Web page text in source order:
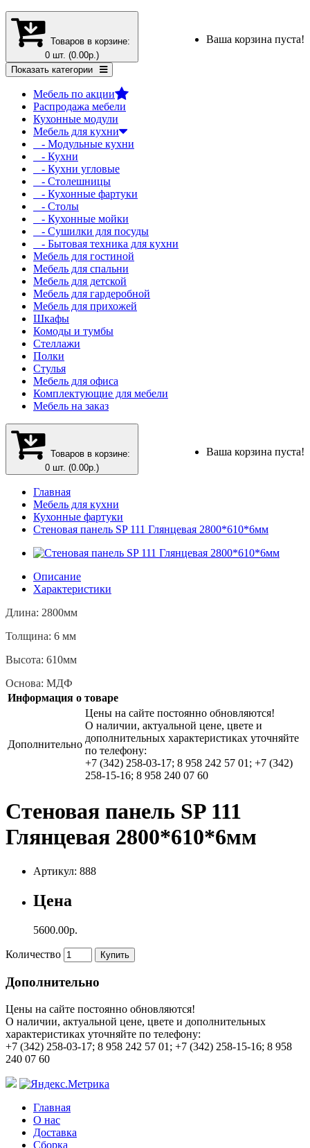
Товаров в корзине:
0 шт. (0.00р.)
Ваша корзина пуста!
Показать категории
Мебель по акции
Распродажа мебели
Кухонные модули
Мебель для кухни
- Модульные кухни
- Кухни
- Кухни угловые
- Столешницы
- Кухонные фартуки
- Столы
- Кухонные мойки
- Сушилки для посуды
- Бытовая техника для кухни
Мебель для гостиной
Мебель для спальни
Мебель для детской
Мебель для гардеробной
Мебель для прихожей
Шкафы
Комоды и тумбы
Стеллажи
Полки
Стулья
Мебель для офиса
Комплектующие для мебели
Мебель на заказ
Товаров в корзине:
0 шт. (0.00р.)
Ваша корзина пуста!
Главная
Мебель для кухни
Кухонные фартуки
Стеновая панель SP 111 Глянцевая 2800*610*6мм
Описание
Характеристики
Длина: 2800мм
Толщина: 6 мм
Высота: 610мм
Основа: МДФ
Информация о товаре
Дополнительно
Цены на сайте постоянно обновляются!
О наличии, актуальной цене, цвете и
дополнительных характеристиках уточняйте
по телефону:
+7 (342) 258-03-17; 8 958 242 57 01; +7 (342)
258-15-16; 8 958 240 07 60
Стеновая панель SP 111
Глянцевая 2800*610*6мм
Артикул: 888
Цена
5600.00р.
Количество Купить
Дополнительно
Цены на сайте постоянно обновляются!
О наличии, актуальной цене, цвете и дополнительных
характеристиках уточняйте по телефону:
+7 (342) 258-03-17; 8 958 242 57 01; +7 (342) 258-15-16; 8 958
240 07 60
Главная
О нас
Доставка
Сборка